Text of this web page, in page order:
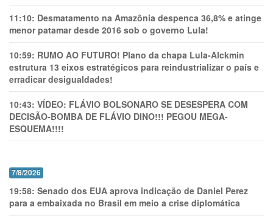
11:10: Desmatamento na Amazônia despenca 36,8% e atinge
menor patamar desde 2016 sob o governo Lula!
10:59: RUMO AO FUTURO! Plano da chapa Lula-Alckmin
estrutura 13 eixos estratégicos para reindustrializar o país e
erradicar desigualdades!
10:43: VÍDEO: FLÁVIO BOLSONARO SE DESESPERA COM
DECISÃO-BOMBA DE FLÁVIO DINO!!! PEGOU MEGA-
ESQUEMA!!!!
7/8/2026
19:58: Senado dos EUA aprova indicação de Daniel Perez
para a embaixada no Brasil em meio a crise diplomática